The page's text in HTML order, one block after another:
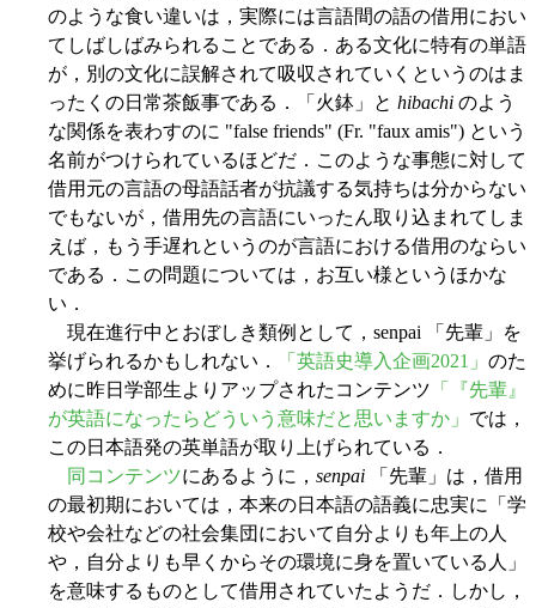
のような食い違いは，実際には言語間の語の借用におい
てしばしばみられることである．ある文化に特有の単語
が，別の文化に誤解されて吸収されていくというのはま
ったくの日常茶飯事である．「火鉢」と hibachi のよう
な関係を表わすのに "false friends" (Fr. "faux amis") という
名前がつけられているほどだ．このような事態に対して
借用元の言語の母語話者が抗議する気持ちは分からない
でもないが，借用先の言語にいったん取り込まれてしま
えば，もう手遅れというのが言語における借用のならい
である．この問題については，お互い様というほかな
い．
現在進行中とおぼしき類例として，senpai 「先輩」を
挙げられるかもしれない．
「英語史導入企画2021」 のた
めに昨日学部生よりアップされたコンテンツ 「『先輩』
が英語になったらどういう意味だと思いますか」 では，
この日本語発の英単語が取り上げられている．
同コンテンツにあるように， senpai 「先輩」は，借用
の最初期においては，本来の日本語の語義に忠実に「学
校や会社などの社会集団において自分よりも年上の人
や，自分よりも早くからその環境に身を置いている人」
を意味するものとして借用されていたようだ．しかし，